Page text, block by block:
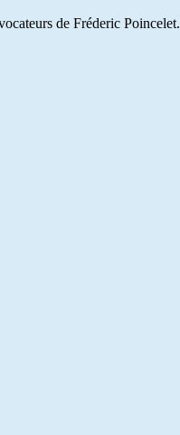
de Fréderic Poincelet.